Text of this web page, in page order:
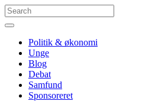
Politik & økonomi
Unge
Blog
Debat
Samfund
Sponsoreret